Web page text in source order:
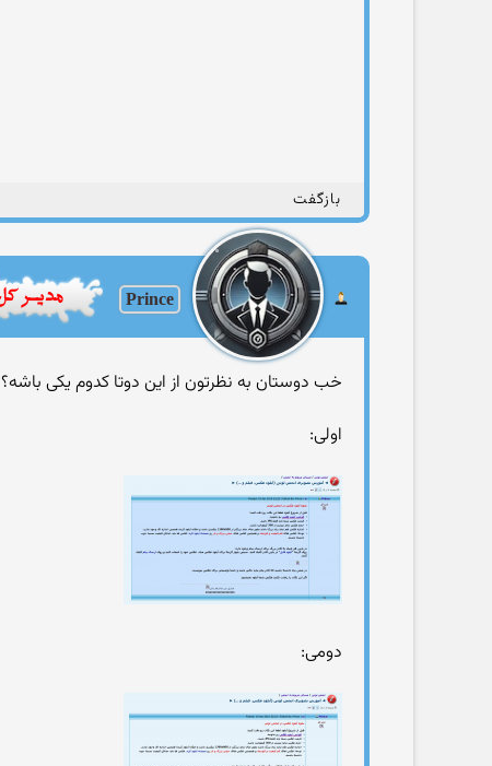
بازگفت
Prince
خب دوستان به نظرتون از این دوتا كدوم یكی باشه؟
اولی:
دومی: